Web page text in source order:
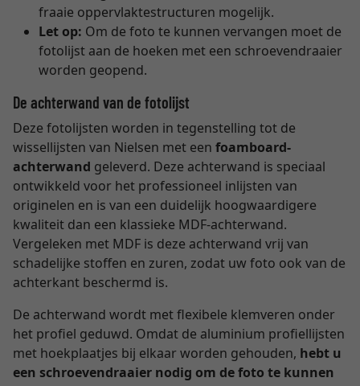
fraaie oppervlaktestructuren mogelijk.
Let op: Om de foto te kunnen vervangen moet de
fotolijst aan de hoeken met een schroevendraaier
worden geopend.
De achterwand van de fotolijst
Deze fotolijsten worden in tegenstelling tot de
wissellijsten van Nielsen met een foamboard-
achterwand geleverd. Deze achterwand is speciaal
ontwikkeld voor het professioneel inlijsten van
originelen en is van een duidelijk hoogwaardigere
kwaliteit dan een klassieke MDF-achterwand.
Vergeleken met MDF is deze achterwand vrij van
schadelijke stoffen en zuren, zodat uw foto ook van de
achterkant beschermd is.
De achterwand wordt met flexibele klemveren onder
het profiel geduwd. Omdat de aluminium profiellijsten
met hoekplaatjes bij elkaar worden gehouden, hebt u
een schroevendraaier nodig om de foto te kunnen